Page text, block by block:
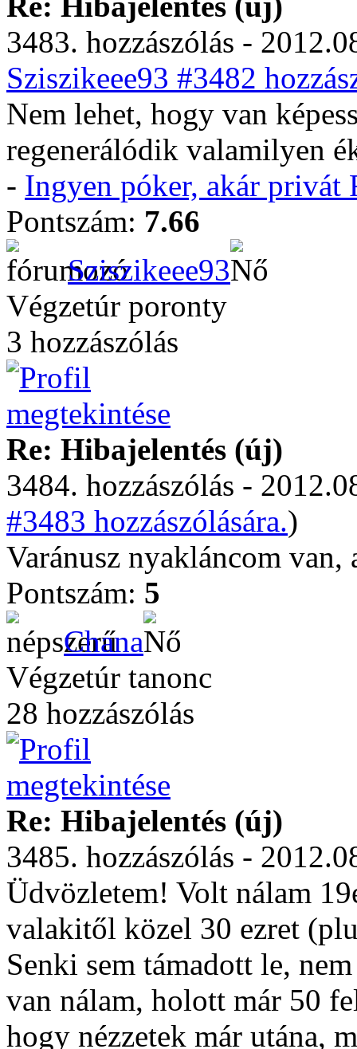
3483. hozzászólás -
Sziszikeee93 #3482
Nem lehet, hogy van
regenerálódik valamilyen
- Ingyen póker, akár privát
Pontszám: 7.66
Sziszikeee93
Végzetúr poronty
3 hozzászólás
Re: Hibajelentés (új)
3484. hozzászólás -
#3483 hozzászólására.)
Varánusz nyakláncom
Pontszám: 5
Chana
Végzetúr tanonc
28 hozzászólás
Re: Hibajelentés (új)
3485. hozzászólás -
Üdvözletem! Volt nálam
valakitől közel 30 ezret
Senki sem támadott le,
van nálam, holott már 50
hogy nézzetek már utána,